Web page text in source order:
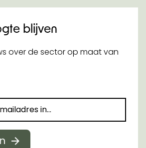
blijven
over de sector op maat van